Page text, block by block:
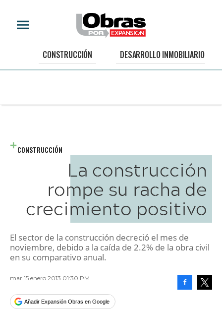
CONSTRUCCIÓN DESARROLLO INMOBILIARIO
CONSTRUCCIÓN
La construcción
rompe su racha de
crecimiento positivo
El sector de la construcción decreció el mes de
noviembre, debido a la caída de 2.2% de la obra civil
en su comparativo anual.
mar 15 enero 2013 01:30 PM
Añadir Expansión Obras en Google